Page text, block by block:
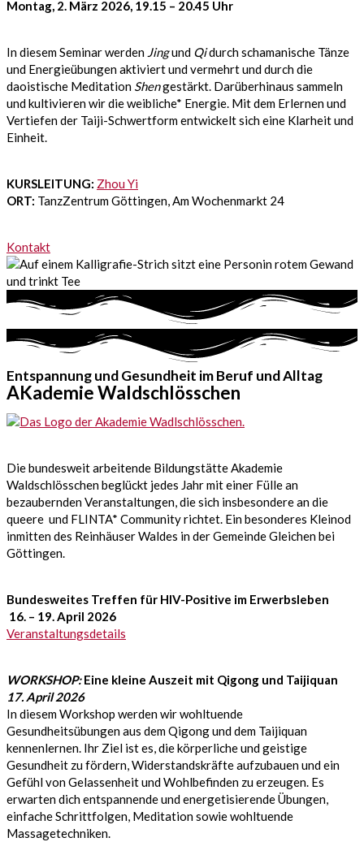
Montag, 2. März 2026, 19.15 – 20.45 Uhr
In diesem Seminar werden Jingund Qidurch schamanische Tänze
und Energieübungen aktiviert und vermehrt und durch die
daoistische Meditation Shengestärkt. Darüberhinaus sammeln
und kultivieren wir die weibliche* Energie. Mit dem Erlernen und
Vertiefen der Taiji-Schwertform entwickelt sich eine Klarheit und
Einheit.
KURSLEITUNG: Zhou Yi
ORT: TanzZentrum Göttingen, Am Wochenmarkt 24
Kontakt
Entspannung und Gesundheit im Beruf und Alltag
AKademie Waldschlösschen
Die bundesweit arbeitende Bildungstätte Akademie
Waldschlösschen beglückt jedes Jahr mit einer Fülle an
bezaubernden Veranstaltungen, die sich insbesondere an die
queere und FLINTA* Community richtet. Ein besonderes Kleinod
inmitten des Reinhäuser Waldes in der Gemeinde Gleichen bei
Göttingen.
Bundesweites Treffen für HIV-Positive im Erwerbsleben
16. – 19. April 2026
Veranstaltungsdetails
WORKSHOP:Eine kleine Auszeit mit Qigong und Taijiquan
17. April 2026
In diesem Workshop werden wir wohltuende
Gesundheitsübungen aus dem Qigong und dem Taijiquan
kennenlernen. Ihr Ziel ist es, die körperliche und geistige
Gesundheit zu fördern, Widerstandskräfte aufzubauen und ein
Gefühl von Gelassenheit und Wohlbefinden zu erzeugen. Es
erwarten dich entspannende und energetisierende Übungen,
einfache Schrittfolgen, Meditation sowie wohltuende
Massagetechniken.